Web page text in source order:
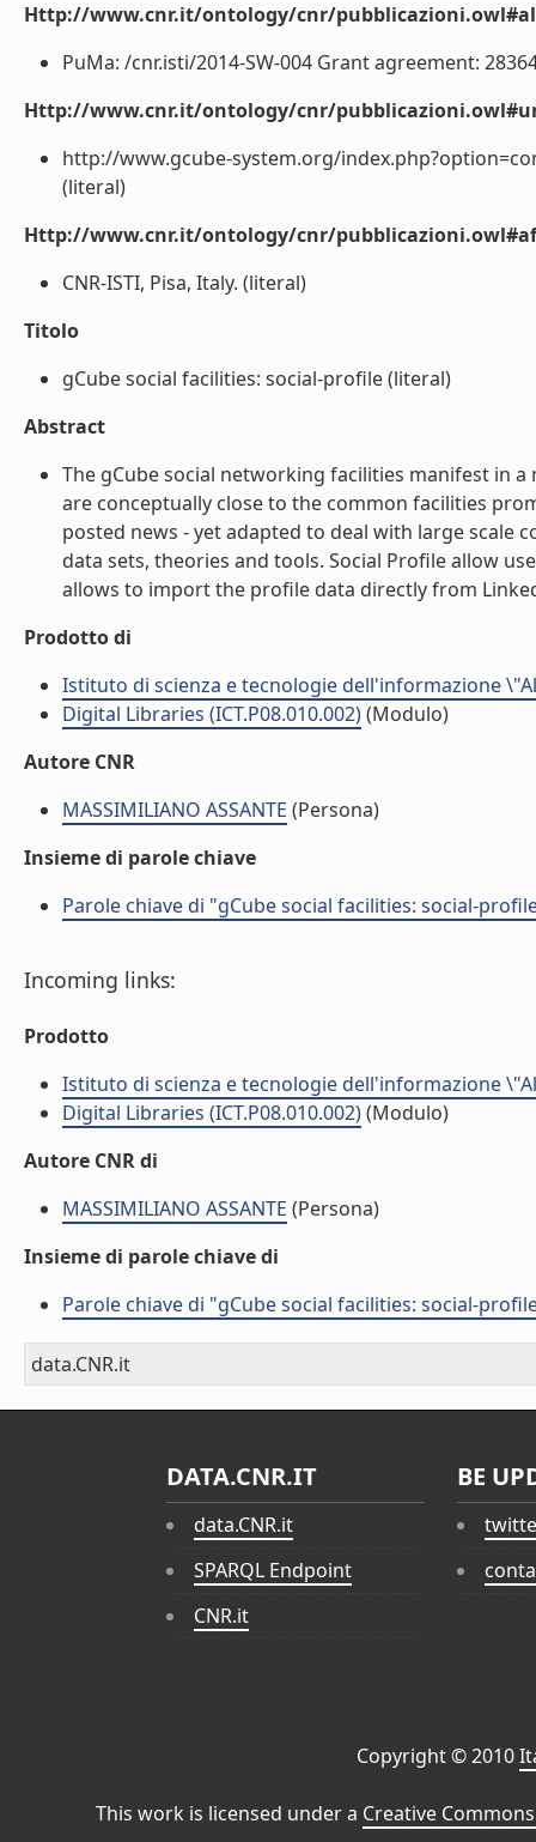
Http://www.cnr.it/ontology/cnr/
PuMa: /cnr.isti/2014-SW-004 Grant agreement:
Http://www.cnr.it/ontology/cnr/
http://www.gcube-system.org/
(literal)
Http://www.cnr.it/ontology/cnr/
CNR-ISTI, Pisa, Italy. (literal)
Titolo
gCube social facilities: social-profile (literal)
Abstract
The gCube social networking facilities manifest in
are conceptually close to the common facilities
posted news - yet adapted to deal with large
data sets, theories and tools. Social Profile allow
allows to import the profile data directly from
Prodotto di
Istituto di scienza e tecnologie dell'informazione
Digital Libraries (ICT.P08.010.002)(Modulo)
Autore CNR
MASSIMILIANO ASSANTE (Persona)
Insieme di parole chiave
Parole chiave di "gCube social facilities: social-
Incoming links:
Prodotto
Istituto di scienza e tecnologie dell'informazione
Digital Libraries (ICT.P08.010.002)(Modulo)
Autore CNR di
MASSIMILIANO ASSANTE (Persona)
Insieme di parole chiave di
Parole chiave di "gCube social facilities: social-
data.CNR.it
DATA.CNR.IT
data.CNR.it
SPARQL Endpoint
CNR.it
BE
Copyright © 2010
This work is licensed under a Creative